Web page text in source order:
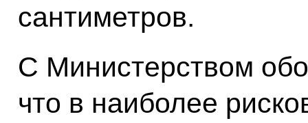
сантиметров.
С Министерством
что в наиболее